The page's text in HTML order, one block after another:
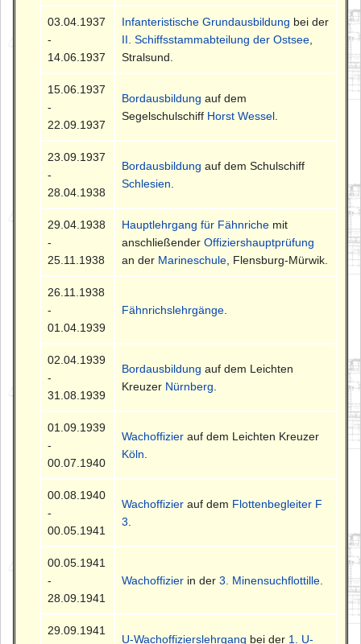
03.04.1937
-
14.06.1937
Infanteristische Grundausbildung bei der
II. Schiffsstammabteilung der Ostsee
Stralsund.
15.06.1937
-
22.09.1937
Bordausbildung auf dem
Segelschulschiff Horst Wessel
23.09.1937
-
28.04.1938
Bordausbildung auf dem Schulschiff
Schlesien
29.04.1938
-
25.11.1938
Hauptlehrgang für Fähnriche mit
anschließenderOffiziershauptprüfung
an der Marineschule , Flensburg-Mürwik.
26.11.1938
-
01.04.1939
Fähnrichslehrgänge
02.04.1939
-
31.08.1939
Bordausbildung auf dem Leichten
Kreuzer Nürnberg
01.09.1939
-
00.07.1940
Wachoffizier auf dem Leichten Kreuzer
Köln
00.08.1940
-
00.05.1941
Wachoffizier auf dem Flottenbegleiter F
3
00.05.1941
-
28.09.1941
Wachoffizier in der3. Minensuchflottille
29.09.1941
U-Wachoffizierslehrgang bei der 1. U-